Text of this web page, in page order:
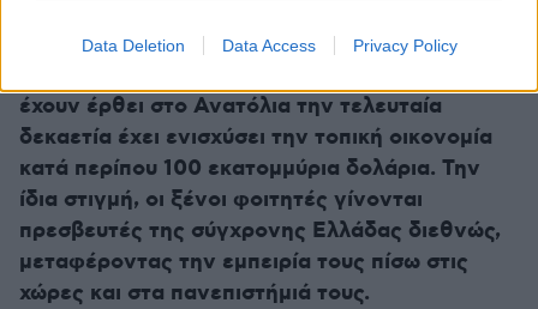
Data Deletion Data Access Privacy Policy
Ανατόλια, Δρ Πάνος Βλάχος, η συμβολή των
έχουν έρθει στο Ανατόλια την τελευταία
δεκαετία έχει ενισχύσει την τοπική οικονομία
κατά περίπου 100 εκατομμύρια δολάρια. Την
ίδια στιγμή, οι ξένοι φοιτητές γίνονται
πρεσβευτές της σύγχρονης Ελλάδας διεθνώς,
μεταφέροντας την εμπειρία τους πίσω στις
χώρες και στα πανεπιστήμιά τους.